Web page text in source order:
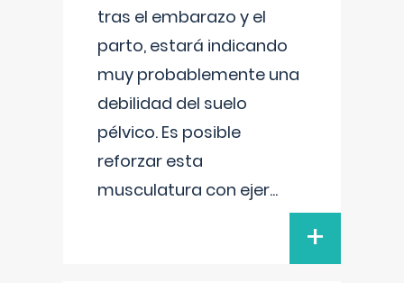
tras el embarazo y el
parto, estará indicando
muy probablemente una
debilidad del suelo
pélvico. Es posible
reforzar esta
musculatura con ejer...
+